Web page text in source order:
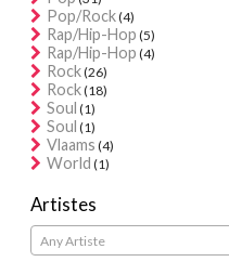
Pop/Rock(4)
Rap/Hip-Hop (5)
Rap/Hip-Hop (4)
Rock(26)
Rock(18)
Soul (1)
Soul (1)
Vlaams (4)
World (1)
Artistes
Any Artiste